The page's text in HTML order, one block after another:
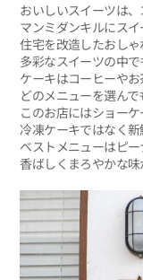
おいしいスイーツは
マンミダンキルにスイ
住宅を改造したおしゃ
多彩なスイーツの中で
ケーキはコーヒーやお
どのメニューを選んで
このお店にはショーケ
冷凍ケーキではなく新
ベストメニューはピー
香ばしくまろやかな味